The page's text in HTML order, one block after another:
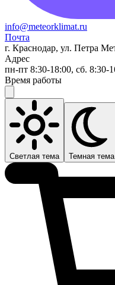
info@meteorklimat.ru
Почта
г. Краснодар, ул. Петра
Адрес
пн-пт 8:30-18:00, сб. 8:30-
Время работы
Светлая тема Темная тема